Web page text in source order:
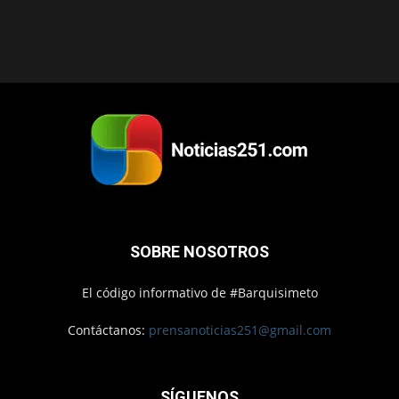
SOBRE NOSOTROS
El código informativo de #Barquisimeto
Contáctanos: prensanoticias251@gmail.com